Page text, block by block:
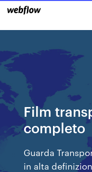
Film
completo
Guarda
in alta